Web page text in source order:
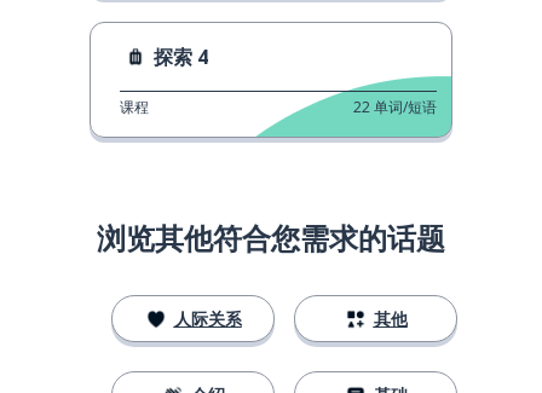
探索 4
课程 22单词/短语
浏览其他符合您需求的话题
人际关系 其他